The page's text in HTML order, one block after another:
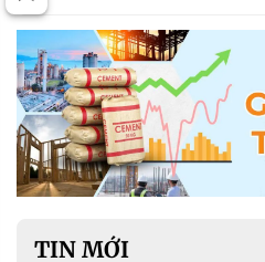
TIN MỚI